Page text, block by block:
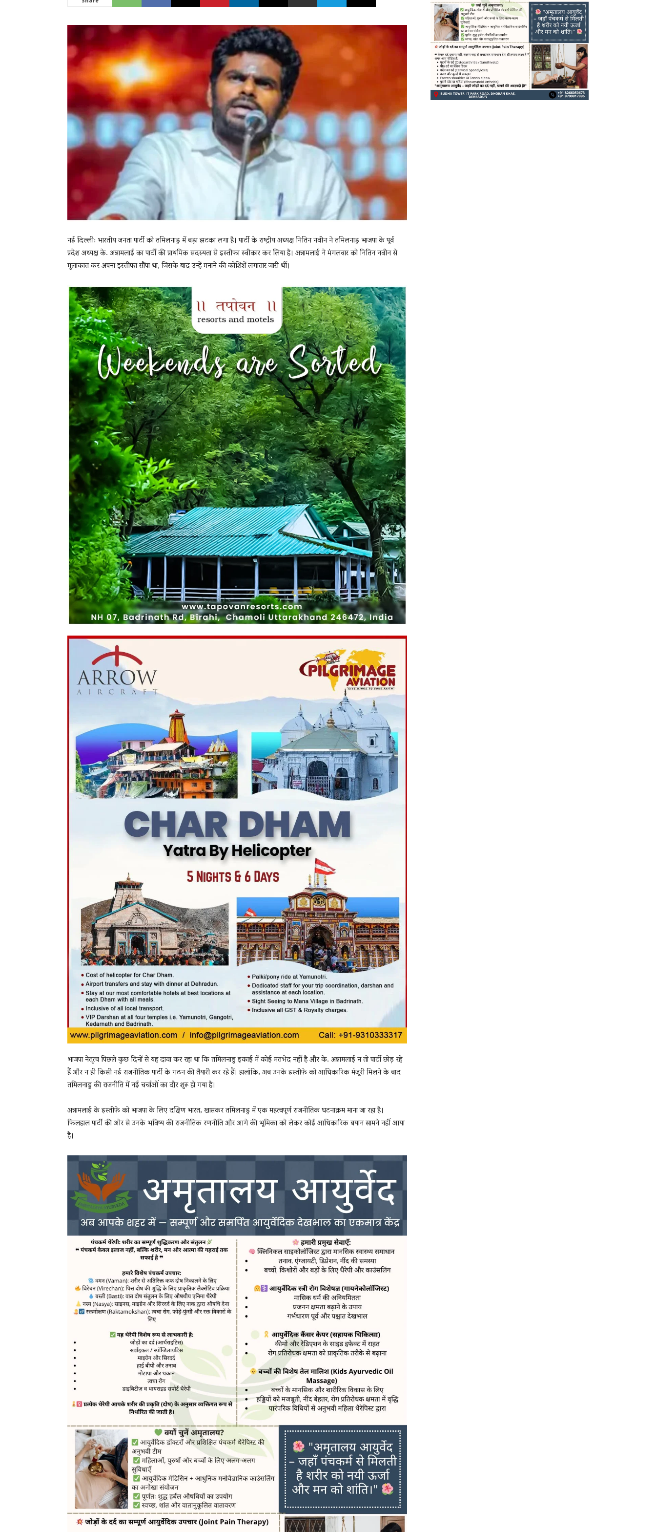
News
नई दिल्ली: भारतीय जनता पार्टी को तमिलनाडु में बड़ा झटका लगा है। पार्टी के राष्ट्रीय अध्यक्ष नितिन नवीन ने तमिलनाडु भाजपा के पूर्व
प्रदेश अध्यक्ष के. अन्नामलाई का पार्टी की प्राथमिक सदस्यता से इस्तीफा स्वीकार कर लिया है। अन्नामलाई ने मंगलवार को नितिन नवीन से
मुलाकात कर अपना इस्तीफा सौंपा था, जिसके बाद उन्हें मनाने की कोशिशें लगातार जारी थीं।
भाजपा नेतृत्व पिछले कुछ दिनों से यह दावा कर रहा था कि तमिलनाडु इकाई में कोई मतभेद नहीं है और के. अन्नामलाई न तो पार्टी छोड़ रहे
हैं और न ही किसी नई राजनीतिक पार्टी के गठन की तैयारी कर रहे हैं। हालांकि, अब उनके इस्तीफे को आधिकारिक मंजूरी मिलने के बाद
तमिलनाडु की राजनीति में नई चर्चाओं का दौर शुरू हो गया है।
अन्नामलाई के इस्तीफे को भाजपा के लिए दक्षिण भारत, खासकर तमिलनाडु में एक महत्वपूर्ण राजनीतिक घटनाक्रम माना जा रहा है।
फिलहाल पार्टी की ओर से उनके भविष्य की राजनीतिक रणनीति और आगे की भूमिका को लेकर कोई आधिकारिक बयान सामने नहीं आया
है।